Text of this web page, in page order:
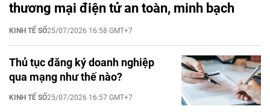
thương mại điện tử an toàn, minh bạch
KINH TẾ SỐ25/07/2026 16:58 GMT+7
Thủ tục đăng ký doanh nghiệp
qua mạng như thế nào?
KINH TẾ SỐ25/07/2026 16:57 GMT+7